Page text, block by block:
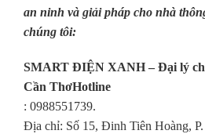
an ninh và giải pháp cho nhà
chúng tôi:
SMART ĐIỆN XANH – Đại lý
Cần ThơHotline
: 0988551739.
Địa chỉ: Số 15, Đinh Tiên Hoàng,